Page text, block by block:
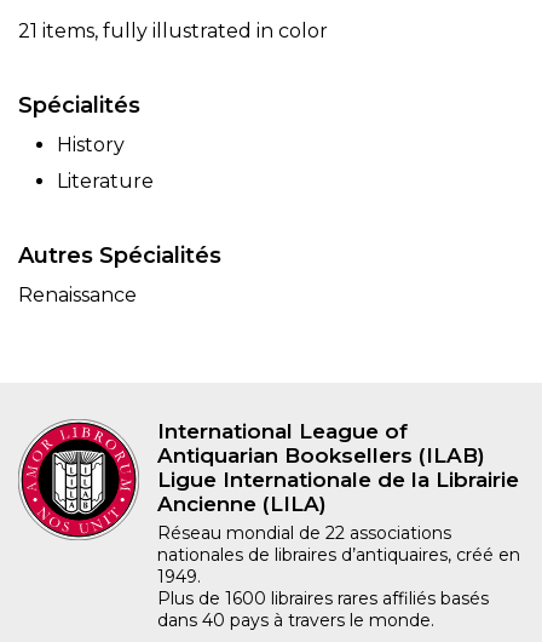
21 items, fully illustrated in color
Spécialités
History
Literature
Autres Spécialités
Renaissance
International League of
Antiquarian Booksellers (ILAB)
Ligue Internationale de la Librairie
Ancienne (LILA)
Réseau mondial de 22 associations
nationales de libraires d’antiquaires, créé en
1949.
Plus de 1600 libraires rares affiliés basés
dans 40 pays à travers le monde.